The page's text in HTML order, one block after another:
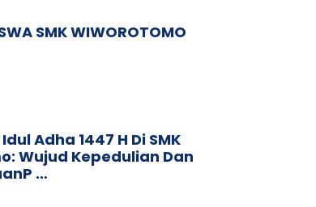
SMK WIWOROTOMO
Adha 1447 H Di SMK
Wujud Kepedulian Dan
…